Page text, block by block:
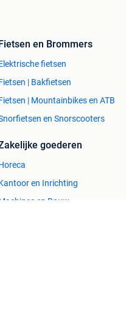
en Brommers
fietsen
| Bakfietsen
| Mountainbikes en ATB
en Snorscooters
goederen
en Inrichting
en Bouw